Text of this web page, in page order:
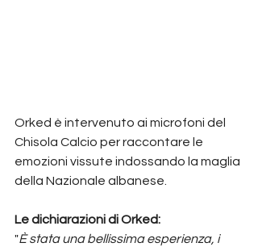
Orked è intervenuto ai microfoni del
Chisola Calcio per raccontare le
emozioni vissute indossando la maglia
della Nazionale albanese.
Le dichiarazioni di Orked:
"È stata una bellissima esperienza, i